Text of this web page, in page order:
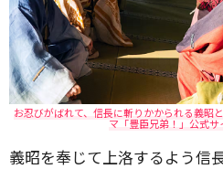
お忍びがばれて、信長に斬りかかられる義昭
マ「豊臣兄弟！」公式
義昭を奉じて上洛するよう信